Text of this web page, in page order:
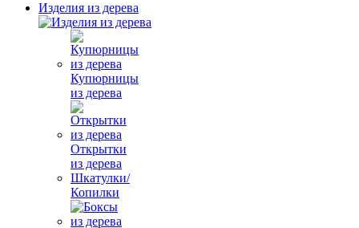
Изделия из дерева
Купюрницы
из дерева
Открытки
из дерева
Шкатулки/
Копилки